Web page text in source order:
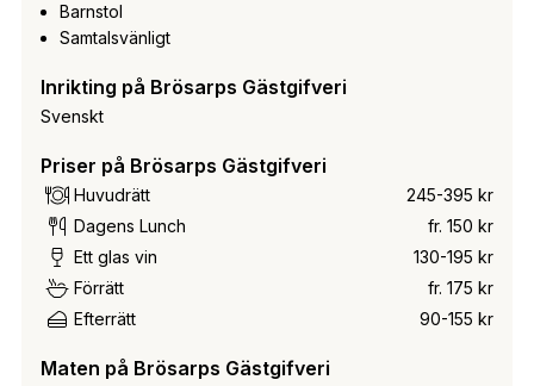
Barnstol
Samtalsvänligt
Inrikting på Brösarps Gästgifveri
Svenskt
Priser på Brösarps Gästgifveri
Huvudrätt
245-395 kr
Dagens Lunch
fr. 150 kr
Ett glas vin
130-195 kr
Förrätt
fr. 175 kr
Efterrätt
90-155 kr
Maten på Brösarps Gästgifveri